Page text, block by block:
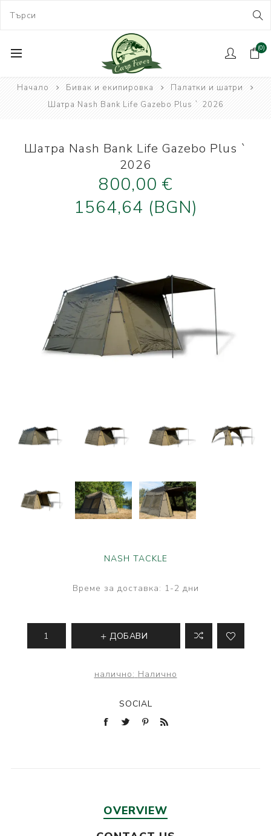
(0)
Начало Бивак и екипировка
Палатки и шатри
Шатра Nash Bank Life Gazebo Plus ` 2026
Шатра Nash Bank Life Gazebo Plus `
2026
800,00 €
1564,64 (BGN)
NASH TACKLE
Време за доставка: 1-2 дни
ДОБАВИ
налично: Налично
SOCIAL
OVERVIEW